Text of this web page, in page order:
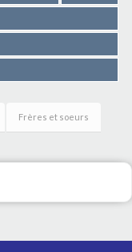
Frères et soeurs